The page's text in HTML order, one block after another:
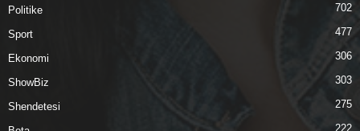
Politike 702
Sport 477
Ekonomi 306
ShowBiz 303
Shendetesi 275
222